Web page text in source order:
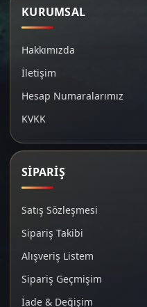
KURUMSAL
Hakkımızda
İletişim
Hesap Numaralarımız
KVKK
SİPARİŞ
Satış Sözleşmesi
Sipariş Takibi
Alışveriş Listem
Sipariş Geçmişim
İade & Değişim